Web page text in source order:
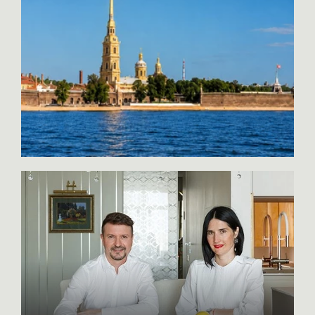
сделки сегодня проводится несложно:
через Госуслуги можно удалённо
подписать агентский и предварительный
договоры, а обеспечительный платёж
оплатить онлайн.
приобретения объекта и получить
зеркальные гарантии от продавца, что
объект будет продан именно ему. В
элитной недвижимости встречаются
абсолютно различные варианты — всё
индивидуально.